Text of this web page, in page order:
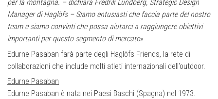
per la montagna. – dichiara Fredrik Lundberg, Strategic Design
Manager di Haglöfs – Siamo entusiasti che faccia parte del nostro
team e siamo convinti che possa aiutarci a raggiungere obiettivi
importanti per questo segmento di mercato».
Edurne Pasaban farà parte degli Haglöfs Friends, la rete di
collaborazioni che include molti atleti internazionali dell’outdoor.
Edurne Pasaban
Edurne Pasaban è nata nei Paesi Baschi (Spagna) nel 1973.